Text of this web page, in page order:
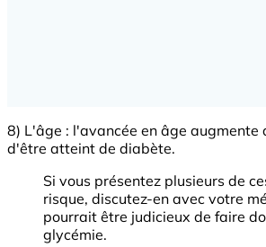
8) L'âge : l'avancée en âge augmente
d'être atteint de diabète.
Si vous présentez plusieurs de
risque, discutez-en avec votre
pourrait être judicieux de faire
glycémie.